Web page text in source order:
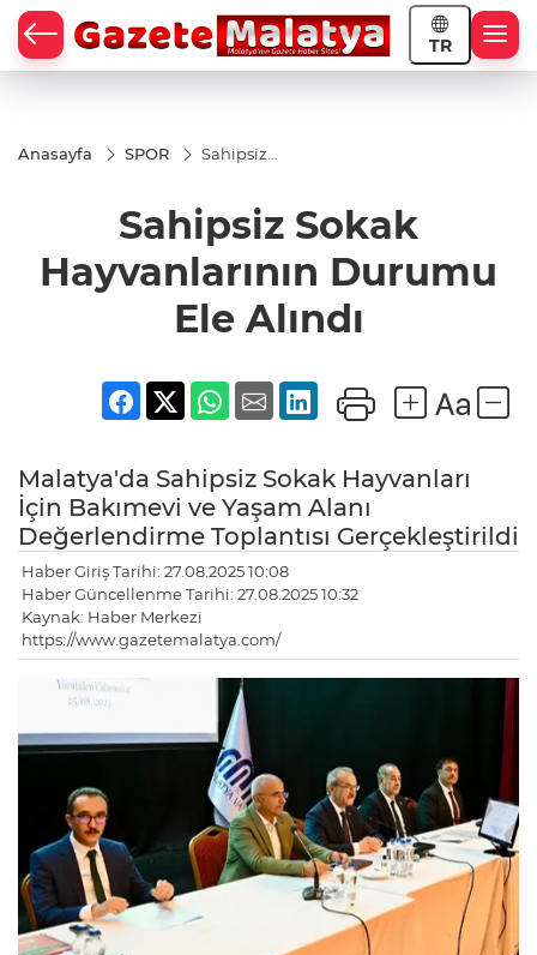
TR
Anasayfa SPOR
Sahipsiz
Durumu Ele
Alındı
Sahipsiz Sokak
Hayvanlarının Durumu
Ele Alındı
Malatya'da Sahipsiz Sokak Hayvanları
İçin Bakımevi ve Yaşam Alanı
Değerlendirme Toplantısı Gerçekleştirildi
Haber Giriş Tarihi: 27.08.2025 10:08
Haber Güncellenme Tarihi: 27.08.2025 10:32
Kaynak: Haber Merkezi
https://www.gazetemalatya.com/